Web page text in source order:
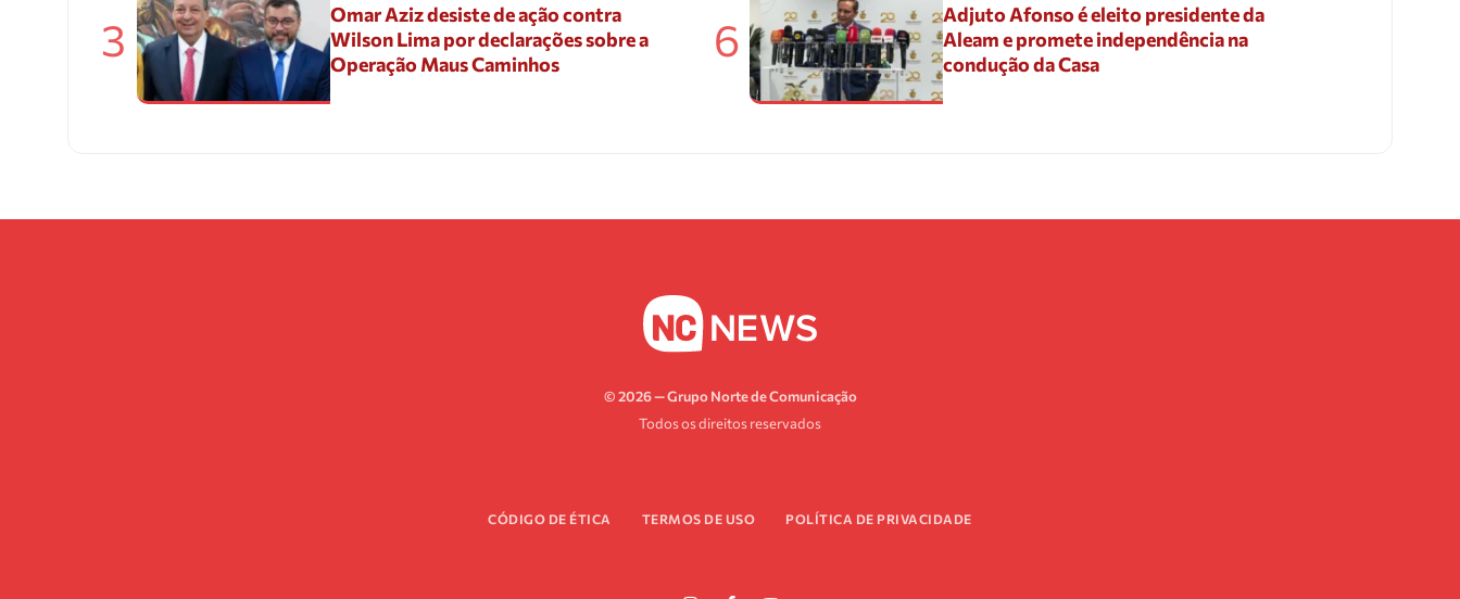
3
Omar Aziz desiste de ação contra
Wilson Lima por declarações sobre a
Operação Maus Caminhos
6
Adjuto Afonso é eleito presidente da
Aleam e promete independência na
condução da Casa
© 2026 — Grupo Norte de Comunicação
Todos os direitos reservados
CÓDIGO DE ÉTICA TERMOS DE USO POLÍTICA DE PRIVACIDADE